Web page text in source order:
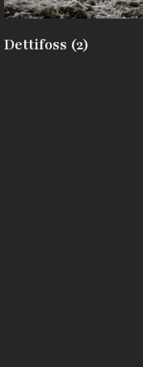
Dettifoss (2)